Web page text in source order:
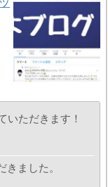
いただきます！
きました。